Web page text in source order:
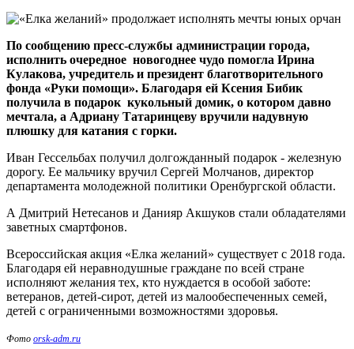
По сообщению пресс-службы администрации города,
исполнить очередное новогоднее чудо помогла Ирина
Кулакова, учредитель и президент благотворительного
фонда «Руки помощи». Благодаря ей Ксения Бибик
получила в подарок кукольный домик, о котором давно
мечтала, а Адриану Татаринцеву вручили надувную
плюшку для катания с горки.
Иван Гессельбах получил долгожданный подарок - железную
дорогу. Ее мальчику вручил Сергей Молчанов, директор
департамента молодежной политики Оренбургской области.
А Дмитрий Нетесанов и Данияр Акшуков стали обладателями
заветных смартфонов.
Всероссийская акция «Елка желаний» существует с 2018 года.
Благодаря ей неравнодушные граждане по всей стране
исполняют желания тех, кто нуждается в особой заботе:
ветеранов, детей-сирот, детей из малообеспеченных семей,
детей с ограниченными возможностями здоровья.
Фото orsk-adm.ru